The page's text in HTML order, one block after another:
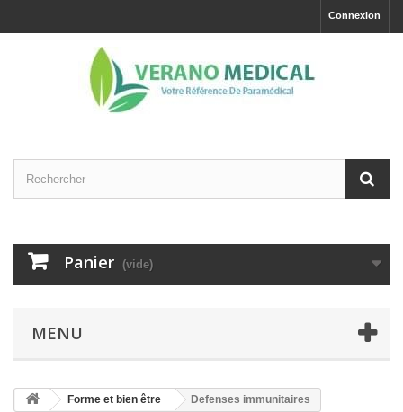
Connexion
Panier (vide)
MENU
Forme et bien être Defenses immunitaires